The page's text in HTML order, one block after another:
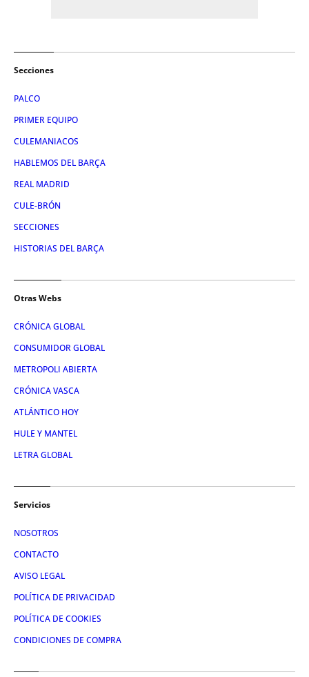
Secciones
PALCO
PRIMER EQUIPO
CULEMANIACOS
HABLEMOS DEL BARÇA
REAL MADRID
CULE-BRÓN
SECCIONES
HISTORIAS DEL BARÇA
Otras Webs
CRÓNICA GLOBAL
CONSUMIDOR GLOBAL
METROPOLI ABIERTA
CRÓNICA VASCA
ATLÁNTICO HOY
HULE Y MANTEL
LETRA GLOBAL
Servicios
NOSOTROS
CONTACTO
AVISO LEGAL
POLÍTICA DE PRIVACIDAD
POLÍTICA DE COOKIES
CONDICIONES DE COMPRA